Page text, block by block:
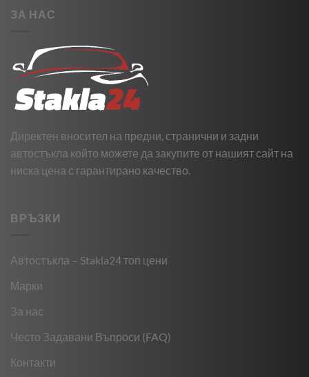
ЗА НАС
Директен вносител на предни, странични и задни
автостъкла който можете да закупите от нашият сайт на
ниска цена с гарантирано качество.
ВРЪЗКИ
Автостъкла – Stakla24 топ цени
Марки
За нас
Често Задавани Въпроси (FAQ)
Контакти